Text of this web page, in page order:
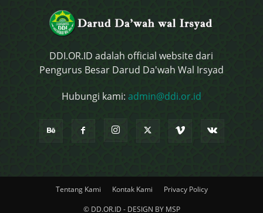
DDI.OR.ID adalah official website dari
Pengurus Besar Darud Da'wah Wal Irsyad
Hubungi kami: admin@ddi.or.id
Tentang Kami Kontak Kami
Privacy Policy
© DD.OR.ID - DESIGN BY MSP